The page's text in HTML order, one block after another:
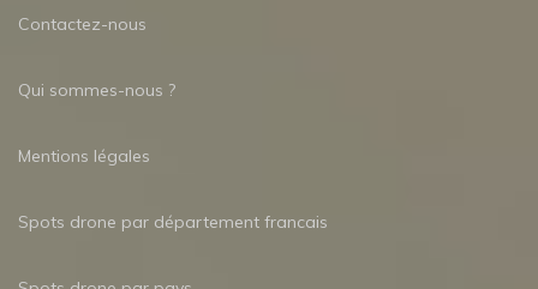
Contactez-nous
Qui sommes-nous ?
Mentions légales
Spots drone par département francais